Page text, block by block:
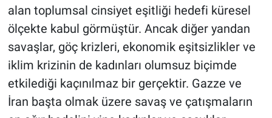
alan toplumsal cinsiyet eşitliği hedefi küresel
ölçekte kabul görmüştür. Ancak diğer yandan
savaşlar, göç krizleri, ekonomik eşitsizlikler ve
iklim krizinin de kadınları olumsuz biçimde
etkilediği kaçınılmaz bir gerçektir. Gazze ve
İran başta olmak üzere savaş ve çatışmaların